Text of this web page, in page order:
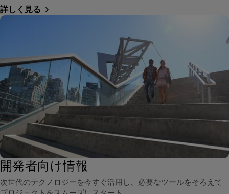
詳しく見る
開発者向け情報
次世代のテクノロジーを今すぐ活用し、必要なツールをそろえて